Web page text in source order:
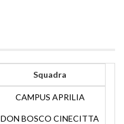
Squadra
CAMPUS APRILIA
DON BOSCO CINECITTA